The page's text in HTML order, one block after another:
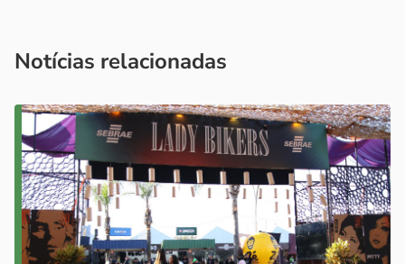
Notícias relacionadas